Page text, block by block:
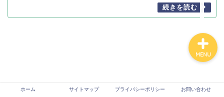
ホーム サイトマップ プライバシーポリシー お問い合わせ
MENU